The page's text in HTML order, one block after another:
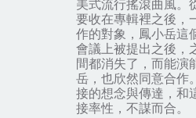
美式流行搖滾曲風。
要收在專輯裡之後，
作的對象，鳳小岳這
會議上被提出之後，
間都消失了，而能演
岳，也欣然同意合作
接的想念與傳達，和
接率性，不謀而合。